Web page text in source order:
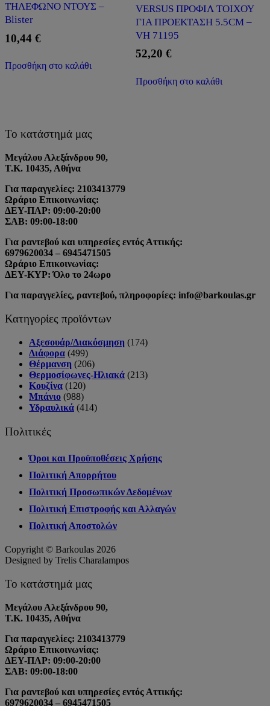
ΤΗΛΕΦΩΝΟ ΝΤΟΥΣ –
Blister
10,44 €
Προσθήκη στο καλάθι
VERSUS ΠΡΟΦΙΛ ΤΟΙΧΟΥ
ΓΙΑ ΠΡΟΕΚΤΑΣΗ 5.5CM –
VH 71195
52,20 €
Προσθήκη στο καλάθι
Το κατάστημά μας
Μεγάλου Αλεξάνδρου 90,
Τ.Κ. 10435, Αθήνα
Για παραγγελίες: 2103413779
Ωράριο Επικοινωνίας:
ΔΕΥ-ΠΑΡ: 09:00-20:00
ΣΑΒ: 09:00-18:00
Για ραντεβού και υπηρεσίες εντός Αττικής:
6979620034 – 6945471505
Ωράριο Επικοινωνίας:
ΔΕΥ-ΚΥΡ: Όλο το 24ωρο
Για παραγγελίες, ραντεβού, πληροφορίες: info@barkoulas.gr
Κατηγορίες προϊόντων
Αξεσουάρ/Διακόσμηση (174)
Διάφορα (499)
Θέρμανση (206)
Θερμοσίφωνες-Ηλιακά (213)
Κουζίνα (120)
Μπάνιο (988)
Υδραυλικά (414)
Πολιτικές
Όροι και Προϋποθέσεις Χρήσης
Πολιτική Απορρήτου
Πολιτική Προσωπικών Δεδομένων
Πολιτική Επιστροφής και Αλλαγών
Πολιτική Αποστολών
Copyright © Barkoulas 2026
Designed by Trelis Charalampos
Το κατάστημά μας
Μεγάλου Αλεξάνδρου 90,
Τ.Κ. 10435, Αθήνα
Για παραγγελίες: 2103413779
Ωράριο Επικοινωνίας:
ΔΕΥ-ΠΑΡ: 09:00-20:00
ΣΑΒ: 09:00-18:00
Για ραντεβού και υπηρεσίες εντός Αττικής:
6979620034 – 6945471505